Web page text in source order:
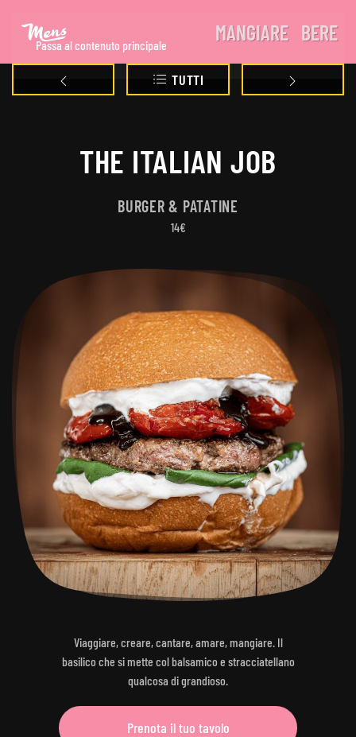
Passa al contenuto principale
MANGIARE BERE
TUTTI
THE ITALIAN JOB
BURGER & PATATINE
14€
Viaggiare, creare, cantare, amare, mangiare. Il
basilico che si mette col balsamico e stracciatellano
qualcosa di grandioso.
Prenota il tuo tavolo